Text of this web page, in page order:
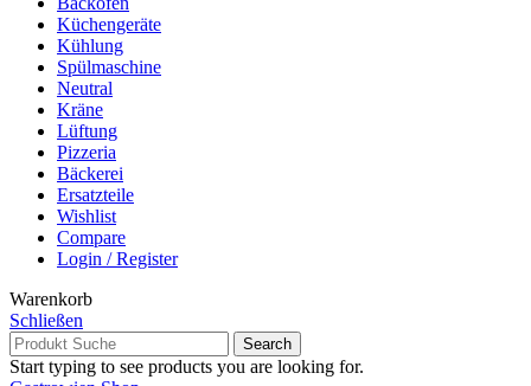
Küchengeräte
Kühlung
Spülmaschine
Neutral
Kräne
Lüftung
Pizzeria
Bäckerei
Ersatzteile
Wishlist
Compare
Login / Register
Warenkorb
Schließen
Search
Start typing to see products you are looking for.